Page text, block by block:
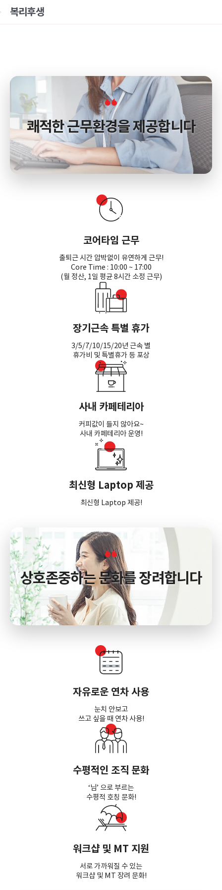
복리후생
쾌적한 근무환경을 제공합니다
코어타임 근무
출퇴근 시간 압박없이 유연하게 근무!
Core Time : 10:00 ~ 17:00
(월 정산, 1일 평균 8시간 소정 근무)
장기근속 특별 휴가
3/5/7/10/15/20년 근속 별
휴가비 및 특별휴가 등 포상
사내 카페테리아
커피값이 들지 않아요~
사내 카페테리아 운영!
최신형 Laptop 제공
최신형 Laptop 제공!
상호존중하는 문화를 장려합니다
자유로운 연차 사용
눈치 안보고
쓰고 싶을 때 연차 사용!
수평적인 조직 문화
‘님’ 으로 부르는
수평적 호칭 문화!
워크샵 및 MT 지원
서로 가까워질 수 있는
워크샵 및 MT 장려 문화!